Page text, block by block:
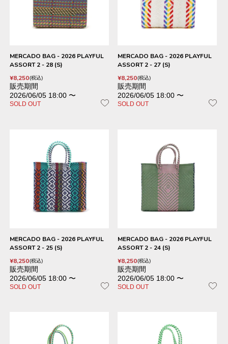
MERCADO BAG - 2026 PLAYFUL
ASSORT 2 - 28 (S)
¥8,250 税込
販売期間
2026/06/05 18:00 〜
SOLD OUT
MERCADO BAG - 2026 PLAYFUL
ASSORT 2 - 27 (S)
¥8,250 税込
販売期間
2026/06/05 18:00 〜
SOLD OUT
MERCADO BAG - 2026 PLAYFUL
ASSORT 2 - 25 (S)
¥8,250 税込
販売期間
2026/06/05 18:00 〜
SOLD OUT
MERCADO BAG - 2026 PLAYFUL
ASSORT 2 - 24 (S)
¥8,250 税込
販売期間
2026/06/05 18:00 〜
SOLD OUT